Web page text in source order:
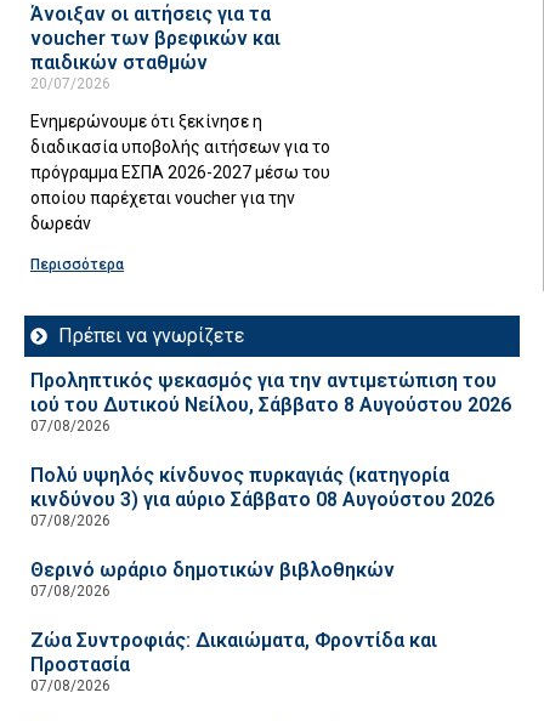
Άνοιξαν οι αιτήσεις για τα
voucher των βρεφικών και
παιδικών σταθμών
20/07/2026
Eνημερώνουμε ότι ξεκίνησε η
διαδικασία υποβολής αιτήσεων για το
πρόγραμμα ΕΣΠΑ 2026-2027 μέσω του
οποίου παρέχεται voucher για την
δωρεάν
Περισσότερα
Πρέπει να γνωρίζετε
Προληπτικός ψεκασμός για την αντιμετώπιση του
ιού του Δυτικού Νείλου, Σάββατο 8 Αυγούστου 2026
07/08/2026
Πολύ υψηλός κίνδυνος πυρκαγιάς (κατηγορία
κινδύνου 3) για αύριο Σάββατο 08 Αυγούστου 2026
07/08/2026
Θερινό ωράριο δημοτικών βιβλοθηκών
07/08/2026
Ζώα Συντροφιάς: Δικαιώματα, Φροντίδα και
Προστασία
07/08/2026